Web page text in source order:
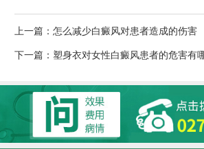
上一篇： 怎么减少白癜风对患者造成的伤害
下一篇： 塑身衣对女性白癜风患者的危害有